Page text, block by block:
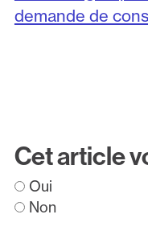
demande de
Cet article
Oui
Non